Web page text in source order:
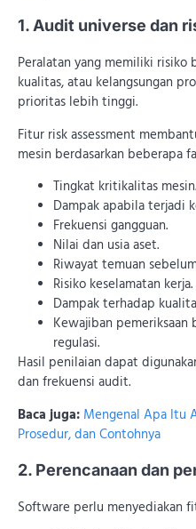
1. Audit universe dan
Peralatan yang memiliki risiko
kualitas, atau kelangsungan
prioritas lebih tinggi.
Fitur risk assessment
mesin berdasarkan beberapa
Tingkat kritikalitas mesin.
Dampak apabila terjadi
Frekuensi gangguan.
Nilai dan usia aset.
Riwayat temuan
Risiko keselamatan kerja.
Dampak terhadap
Kewajiban pemeriksaan
regulasi.
Hasil penilaian dapat
dan frekuensi audit.
Baca juga: Mengenal Apa Itu
Prosedur, dan Contohnya
2. Perencanaan dan
Software perlu menyediakan